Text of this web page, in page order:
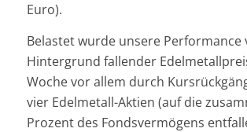
Euro).
Belastet wurde unsere Performance
Hintergrund fallender
Woche vor allem durch
vier Edelmetall-Aktien (auf die
Prozent des Fondsvermögens